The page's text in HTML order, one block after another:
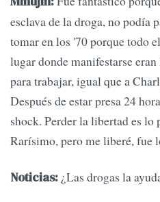
esclava de la droga, no podía
tomar en los '70 porque todo
lugar donde manifestarse
para trabajar, igual que a
Después de estar presa 24
shock. Perder la libertad es lo
Rarísimo, pero me liberé, fue
Noticias: ¿Las drogas la